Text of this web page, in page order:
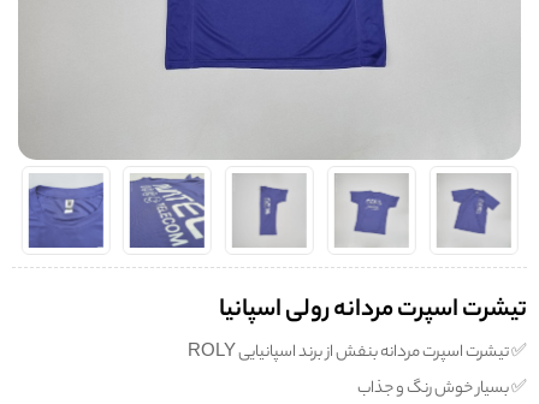
تیشرت اسپرت مردانه رولی اسپانیا
✅️ تیشرت اسپرت مردانه بنفش از برند اسپانیایی ROLY
✅️ بسیار خوش رنگ و جذاب